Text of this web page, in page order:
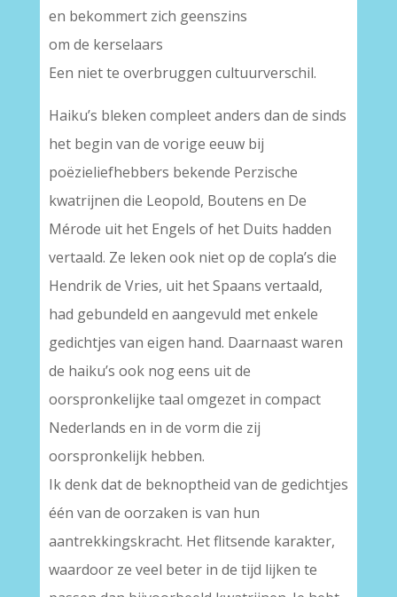
en bekommert zich geenszins
om de kerselaars
Een niet te overbruggen cultuurverschil.
Haiku’s bleken compleet anders dan de sinds
het begin van de vorige eeuw bij
poëzieliefhebbers bekende Perzische
kwatrijnen die Leopold, Boutens en De
Mérode uit het Engels of het Duits hadden
vertaald. Ze leken ook niet op de copla’s die
Hendrik de Vries, uit het Spaans vertaald,
had gebundeld en aangevuld met enkele
gedichtjes van eigen hand. Daarnaast waren
de haiku’s ook nog eens uit de
oorspronkelijke taal omgezet in compact
Nederlands en in de vorm die zij
oorspronkelijk hebben.
Ik denk dat de beknoptheid van de gedichtjes
één van de oorzaken is van hun
aantrekkingskracht. Het flitsende karakter,
waardoor ze veel beter in de tijd lijken te